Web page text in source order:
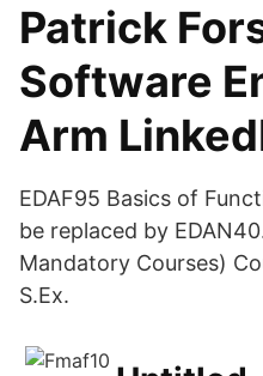
Patrick
Software
Arm
EDAF95 Basics of
be replaced by
Mandatory Courses)
S.Ex.